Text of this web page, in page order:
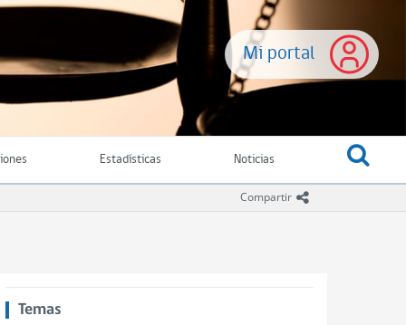
Mi portal
Estadísticas Noticias
Compartir icono compartir
Temas